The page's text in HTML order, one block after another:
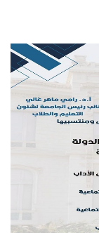
الأنظمة الذكية
الإعلام